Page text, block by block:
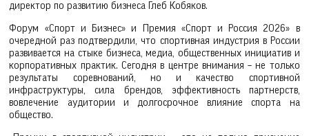
директор по развитию бизнеса Глеб Кобяков.
Форум «Спорт и Бизнес» и Премия «Спорт и Россия 2026» в
очередной раз подтвердили, что спортивная индустрия в России
развивается на стыке бизнеса, медиа, общественных инициатив и
корпоративных практик. Сегодня в центре внимания – не только
результаты соревнований, но и качество спортивной
инфраструктуры, сила брендов, эффективность партнерств,
вовлечение аудитории и долгосрочное влияние спорта на
общество.